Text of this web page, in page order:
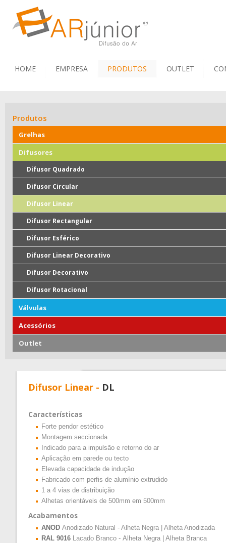
HOME EMPRESA PRODUTOS OUTLET
Produtos
Grelhas
Difusores
Difusor Quadrado
Difusor Circular
Difusor Linear
Difusor Rectangular
Difusor Esférico
Difusor Linear Decorativo
Difusor Decorativo
Difusor Rotacional
Válvulas
Acessórios
Outlet
Difusor Linear - DL
Características
Forte pendor estético
Montagem seccionada
Indicado para a impulsão e retorno do ar
Aplicação em parede ou tecto
Elevada capacidade de indução
Fabricado com perfis de alumínio extrudido
1 a 4 vias de distribuição
Alhetas orientáveis de 500mm em 500mm
Acabamentos
ANOD Anodizado Natural - Alheta Negra | Alheta Anodizada
RAL 9016 Lacado Branco - Alheta Negra | Alheta Branca